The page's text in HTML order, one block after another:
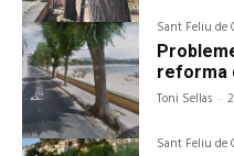
Sant Feliu de
reforma
Toni Sellas -
Sant Feliu de